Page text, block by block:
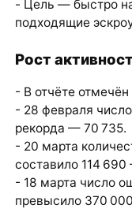
- Цель — быстро
подходящие
Рост
- В отчёте
- 28 февраля
рекорда — 70 735.
- 20 марта
составило 114
- 18 марта число
превысило 370